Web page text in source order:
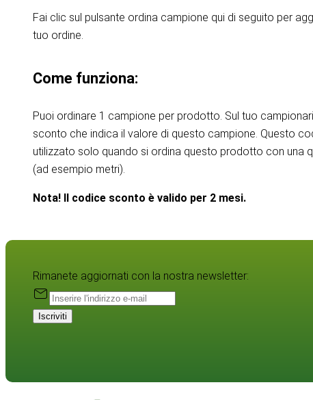
Fai clic sul pulsante ordina campione qui di seguito per
tuo ordine.
Come funziona:
Puoi ordinare 1 campione per prodotto. Sul tuo
sconto che indica il valore di questo campione. Questo
utilizzato solo quando si ordina questo prodotto con una
(ad esempio metri).
Nota! Il codice sconto è valido per 2 mesi.
Rimanete aggiornati con la nostra newsletter:
Iscriviti